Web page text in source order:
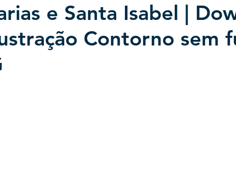
estampas sem fundo HD minimalista psd
e Santa Isabel |
Contorno sem